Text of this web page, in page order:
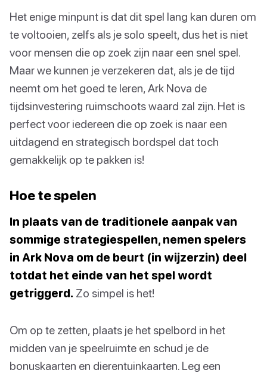
Het enige minpunt is dat dit spel lang kan duren om
te voltooien, zelfs als je solo speelt, dus het is niet
voor mensen die op zoek zijn naar een snel spel.
Maar we kunnen je verzekeren dat, als je de tijd
neemt om het goed te leren, Ark Nova de
tijdsinvestering ruimschoots waard zal zijn. Het is
perfect voor iedereen die op zoek is naar een
uitdagend en strategisch bordspel dat toch
gemakkelijk op te pakken is!
Hoe te spelen
In plaats van de traditionele aanpak van
sommige strategiespellen, nemen spelers
in Ark Nova om de beurt (in wijzerzin) deel
totdat het einde van het spel wordt
getriggerd. Zo simpel is het!
Om op te zetten, plaats je het spelbord in het
midden van je speelruimte en schud je de
bonuskaarten en dierentuinkaarten. Leg een